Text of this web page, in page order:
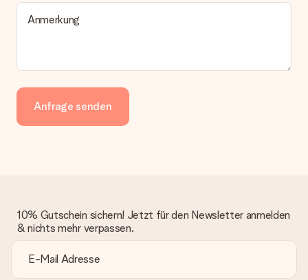
Anmerkung
Anfrage senden
10% Gutschein sichern! Jetzt für den Newsletter anmelden
& nichts mehr verpassen.